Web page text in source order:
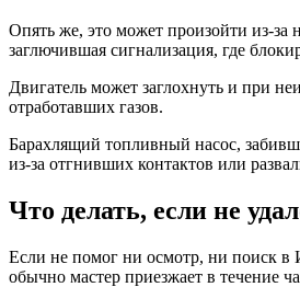
Опять же, это может произойти из-за
заглючившая сигнализация, где
Двигатель может заглохнуть и при
отработавших газов.
Барахлящий топливный насос,
из-за отгнивших контактов или
Что делать, если не
Если не помог ни осмотр, ни поиск в
обычно мастер приезжает в течение